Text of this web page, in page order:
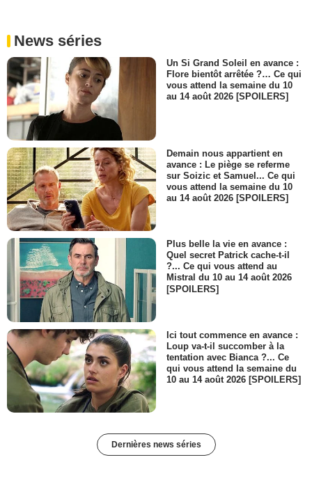
News séries
Un Si Grand Soleil en avance :
Flore bientôt arrêtée ?… Ce qui
vous attend la semaine du 10
au 14 août 2026 [SPOILERS]
Demain nous appartient en
avance : Le piège se referme
sur Soizic et Samuel... Ce qui
vous attend la semaine du 10
au 14 août 2026 [SPOILERS]
Plus belle la vie en avance :
Quel secret Patrick cache-t-il
?... Ce qui vous attend au
Mistral du 10 au 14 août 2026
[SPOILERS]
Ici tout commence en avance :
Loup va-t-il succomber à la
tentation avec Bianca ?... Ce
qui vous attend la semaine du
10 au 14 août 2026 [SPOILERS]
Dernières news séries